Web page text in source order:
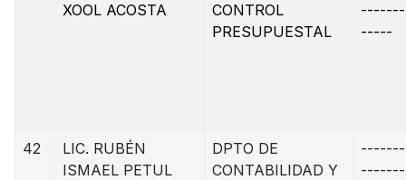
XOOL ACOSTA
CONTROL
PRESUPUESTAL
-------
-----
42
LIC. RUBÉN
ISMAEL PETUL
DPTO DE
CONTABILIDAD Y
-------
-------